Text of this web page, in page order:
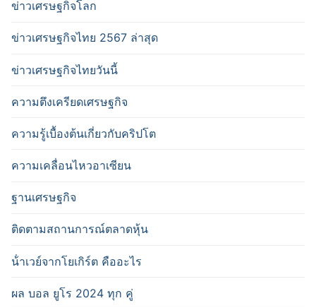
ข่าวเศรษฐกิจโลก
ข่าวเศรษฐกิจไทย 2567 ล่าสุด
ข่าวเศรษฐกิจไทยวันนี้
ความตึงเครียดเศรษฐกิจ
ความรู้เบื้องต้นเกี่ยวกับคริปโต
ความเคลื่อนไหวอาเซียน
ฐานเศรษฐกิจ
ติดตามสถานการณ์ตลาดหุ้น
น้ําเวย์จากโยเกิร์ต คืออะไร
ผล บอล ยูโร 2024 ทุก คู่